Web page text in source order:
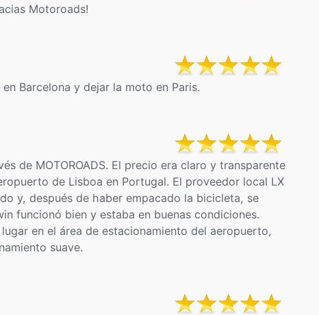
Motoroads!
Barcelona y dejar la moto en Paris.
de MOTOROADS. El precio era claro y transparente
de Lisboa en Portugal. El proveedor local LX
y, después de haber empacado la bicicleta, se
funcionó bien y estaba en buenas condiciones.
en el área de estacionamiento del aeropuerto,
suave.